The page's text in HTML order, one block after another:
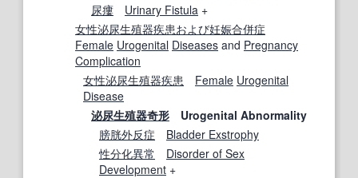
尿瘻
Urinary Fistula +
女性泌尿生殖器疾患および妊娠合併症
Female Urogenital Diseases and Pregnancy
Complication
女性泌尿生殖器疾患 Female Urogenital
Disease
泌尿生殖器奇形 Urogenital Abnormality
膀胱外反症
Bladder Exstrophy
性分化異常
Disorder of Sex
Development +